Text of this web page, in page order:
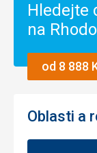
Hledejte
na
od 8 888
Oblasti a